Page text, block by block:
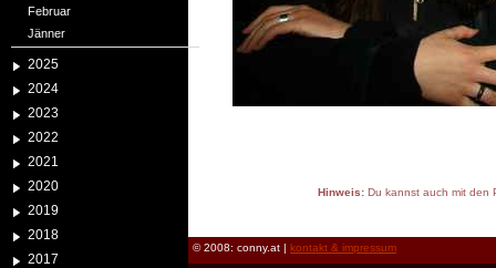
Februar
Jänner
2025
2024
2023
2022
2021
2020
2019
2018
2017
Hinweis:Du kannst auch mit den
© 2008: conny.at | kontakt & impressum